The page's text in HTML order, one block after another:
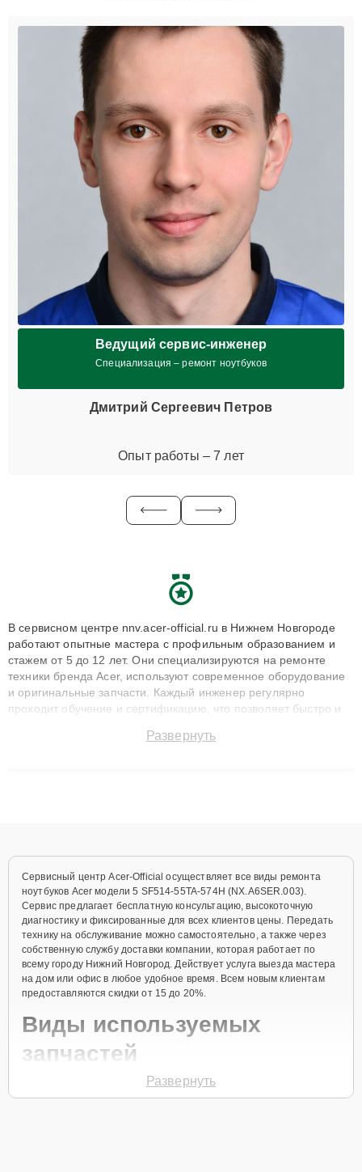
Ведущий сервис-инженер
Специализация – ремонт ноутбуков
Дмитрий Сергеевич Петров
Опыт работы – 7 лет
В сервисном центре nnv.acer-official.ru в Нижнем Новгороде
работают опытные мастера с профильным образованием и
стажем от 5 до 12 лет. Они специализируются на ремонте
техники бренда Acer, используют современное оборудование
и оригинальные запчасти. Каждый инженер регулярно
проходит обучение и сертификацию, что позволяет быстро и
сохранением гарантии до 3 лет. Наши мастера решают
Развернуть
Сервисный центр Acer-Official осуществляет все виды ремонта
ноутбуков Acer модели 5 SF514-55TA-574H (NX.A6SER.003).
Сервис предлагает бесплатную консультацию, высокоточную
диагностику и фиксированные для всех клиентов цены. Передать
технику на обслуживание можно самостоятельно, а также через
собственную службу доставки компании, которая работает по
всему городу Нижний Новгород. Действует услуга выезда мастера
на дом или офис в любое удобное время. Всем новым клиентам
предоставляются скидки от 15 до 20%.
Виды используемых
запчастей
Для ремонта ноутбука модели 5 SF514-55TA-574H (NX.A6SER.003)
Развернуть